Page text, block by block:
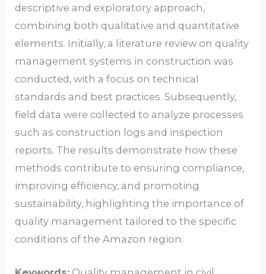
descriptive and exploratory approach,
combining both qualitative and quantitative
elements. Initially, a literature review on quality
management systems in construction was
conducted, with a focus on technical
standards and best practices. Subsequently,
field data were collected to analyze processes
such as construction logs and inspection
reports. The results demonstrate how these
methods contribute to ensuring compliance,
improving efficiency, and promoting
sustainability, highlighting the importance of
quality management tailored to the specific
conditions of the Amazon region.